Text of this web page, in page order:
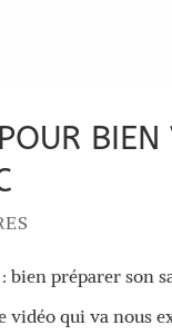
préparer son
vidéo qui va nous